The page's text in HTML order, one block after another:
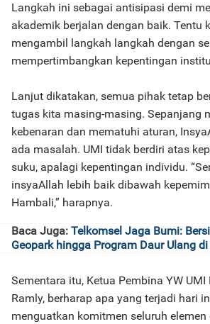
Langkah ini sebagai antisipasi demi
akademik berjalan dengan baik. Tentu
mengambil langkah langkah dengan
mempertimbangkan kepentingan
Lanjut dikatakan, semua pihak tetap
tugas kita masing-masing. Sepanjang
kebenaran dan mematuhi aturan,
ada masalah. UMI tidak berdiri atas
suku, apalagi kepentingan individu.
insyaAllah lebih baik dibawah
Hambali,” harapnya.
Baca Juga: Telkomsel Jaga Bumi:
Geopark hingga Program Daur Ulang
Sementara itu, Ketua Pembina YW
Ramly, berharap apa yang terjadi hari
menguatkan komitmen seluruh elemen